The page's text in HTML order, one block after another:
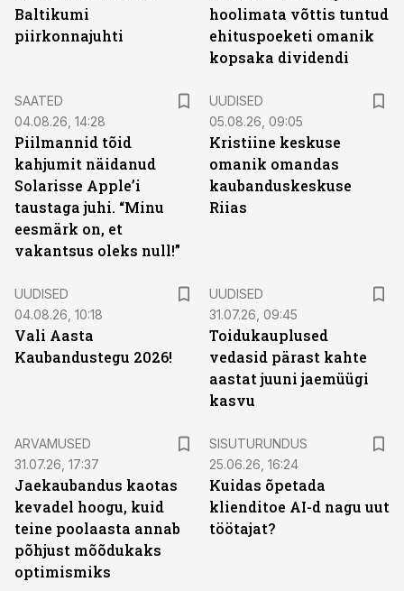
Baltikumi
piirkonnajuhti
hoolimata võttis tuntud
ehituspoeketi omanik
kopsaka dividendi
SAATED
04.08.26, 14:28
Piilmannid tõid
kahjumit näidanud
Solarisse Apple’i
taustaga juhi. “Minu
eesmärk on, et
vakantsus oleks null!”
UUDISED
05.08.26, 09:05
Kristiine keskuse
omanik omandas
kaubanduskeskuse
Riias
UUDISED
04.08.26, 10:18
Vali Aasta
Kaubandustegu 2026!
UUDISED
31.07.26, 09:45
Toidukauplused
vedasid pärast kahte
aastat juuni jaemüügi
kasvu
ARVAMUSED
31.07.26, 17:37
Jaekaubandus kaotas
kevadel hoogu, kuid
teine poolaasta annab
põhjust mõõdukaks
optimismiks
SISUTURUNDUS
25.06.26, 16:24
Kuidas õpetada
klienditoe AI-d nagu uut
töötajat?